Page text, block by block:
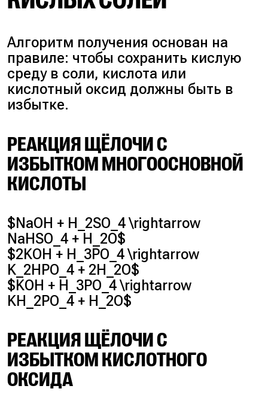
Алгоритм получения основан на
правиле: чтобы сохранить кислую
среду в соли, кислота или
кислотный оксид должны быть в
избытке.
РЕАКЦИЯ ЩЁЛОЧИ С
ИЗБЫТКОМ МНОГООСНОВНОЙ
КИСЛОТЫ
$NaOH + H_2SO_4 \rightarrow
NaHSO_4 + H_2O$
$2KOH + H_3PO_4 \rightarrow
K_2HPO_4 + 2H_2O$
$KOH + H_3PO_4 \rightarrow
KH_2PO_4 + H_2O$
РЕАКЦИЯ ЩЁЛОЧИ С
ИЗБЫТКОМ КИСЛОТНОГО
ОКСИДА